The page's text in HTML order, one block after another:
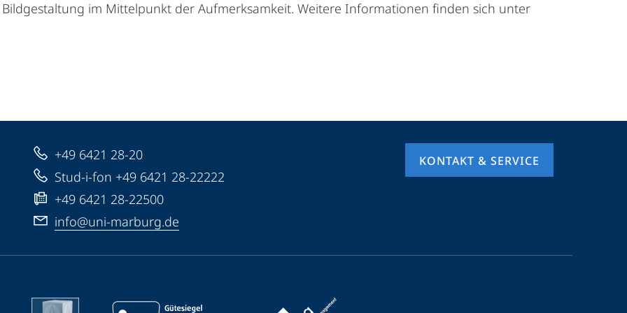
im Mittelpunkt der Aufmerksamkeit. Weitere Informationen finden sich unter
+49 6421 28-20
Stud-i-fon +49 6421 28-22222
+49 6421 28-22500
info@uni-marburg.de
KONTAKT & SERVICE